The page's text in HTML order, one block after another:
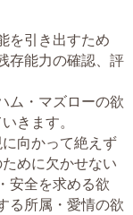
を引き出すため
存能力の確認、評
ム・マズローの欲
きます。
向かって絶えず
めに欠かせない
安全を求める欲
る所属・愛情の欲